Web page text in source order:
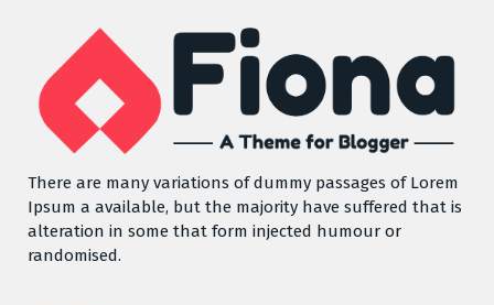
There are many variations of dummy passages of Lorem
Ipsum a available, but the majority have suffered that is
alteration in some that form injected humour or
randomised.